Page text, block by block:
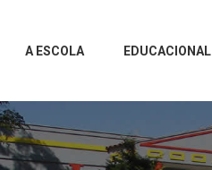
A ESCOLA EDUCACIONAL